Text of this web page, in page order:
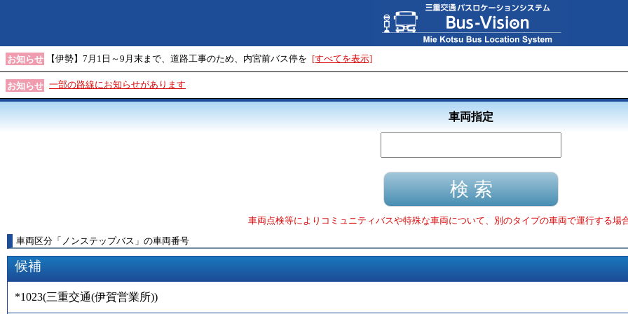
お知らせ 【伊勢】7月1日～9月末まで、道路工事のため、内宮前バス停を [すべてを表示]
お知らせ 一部の路線にお知らせがあります
車両指定
車両点検等によりコミュニティバスや特殊な車両について、別のタイプの車両で運行する場
車両区分 「 ノンステップバス 」 の車両番号
候補
*1023(三重交通(伊賀営業所))